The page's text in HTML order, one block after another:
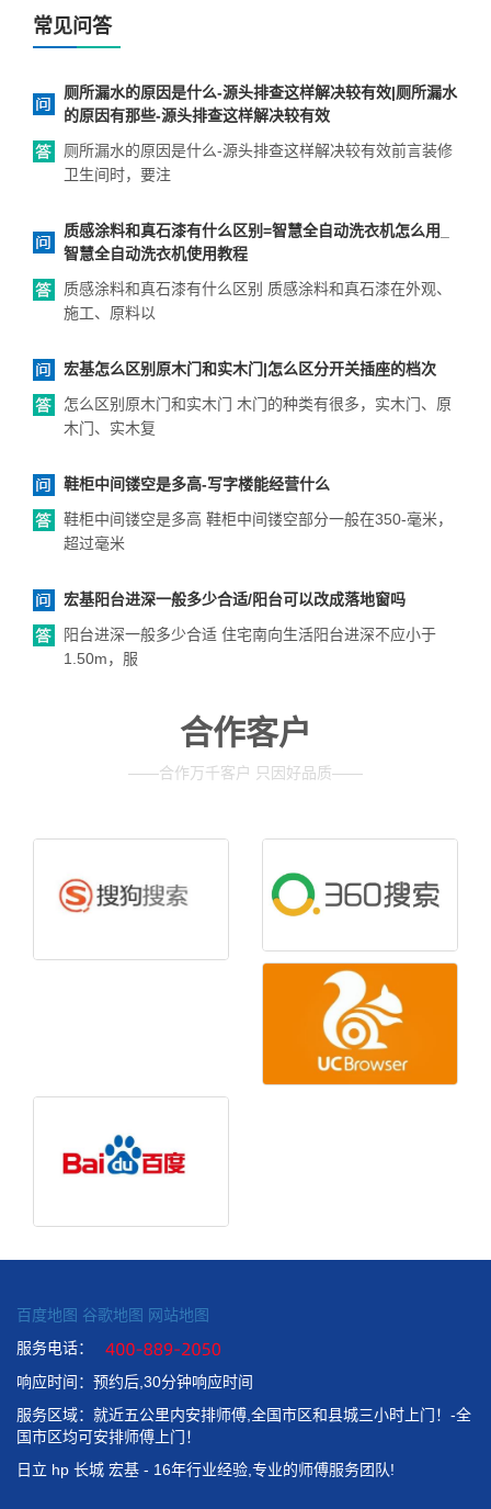
常见问答
厕所漏水的原因是什么-源头排查这样解决较有效|厕所漏水
的原因有那些-源头排查这样解决较有效
厕所漏水的原因是什么-源头排查这样解决较有效前言装修
卫生间时，要注
质感涂料和真石漆有什么区别=智慧全自动洗衣机怎么用_
智慧全自动洗衣机使用教程
质感涂料和真石漆有什么区别 质感涂料和真石漆在外观、
施工、原料以
宏基怎么区别原木门和实木门|怎么区分开关插座的档次
怎么区别原木门和实木门 木门的种类有很多，实木门、原
木门、实木复
鞋柜中间镂空是多高-写字楼能经营什么
鞋柜中间镂空是多高 鞋柜中间镂空部分一般在350-毫米，
超过毫米
宏基阳台进深一般多少合适/阳台可以改成落地窗吗
阳台进深一般多少合适 住宅南向生活阳台进深不应小于
1.50m，服
合作客户
——合作万千客户 只因好品质——
百度地图 谷歌地图 网站地图
服务电话：
响应时间：预约后,30分钟响应时间
服务区域：就近五公里内安排师傅,全国市区和县城三小时上门！-全
国市区均可安排师傅上门！
日立 hp 长城 宏基 - 16年行业经验,专业的师傅服务团队!